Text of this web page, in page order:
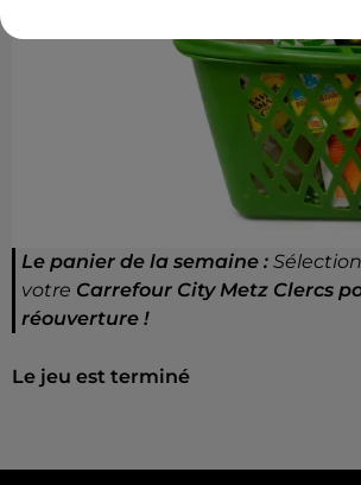
Le panier de la semaine :
votre Carrefour City Metz Clercs
réouverture !
Le jeu est terminé